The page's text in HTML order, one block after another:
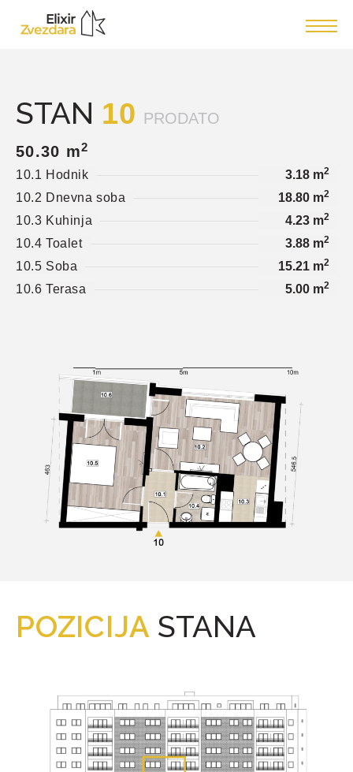
STAN 10 PRODATO
50.30 m2
10.1 Hodnik 3.18 m2
10.2 Dnevna soba 18.80 m2
10.3 Kuhinja 4.23 m2
10.4 Toalet 3.88 m2
10.5 Soba 15.21 m2
10.6 Terasa 5.00 m2
POZICIJA STANA